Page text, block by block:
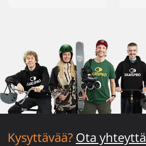
Kysyttävää? Ota yhteyttä